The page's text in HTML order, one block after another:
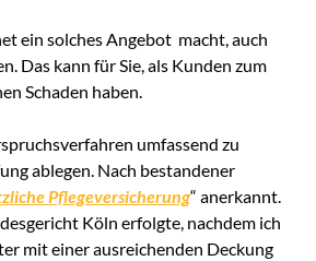
ein solches Angebot macht, auch
Das kann für Sie, als Kunden zum
Schaden haben.
umfassend zu
ablegen. Nach bestandener
Pflegeversicherung“ anerkannt.
Köln erfolgte, nachdem ich
mit einer ausreichenden Deckung